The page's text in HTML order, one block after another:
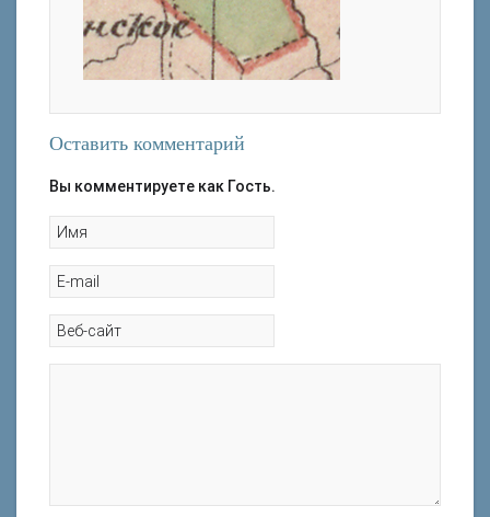
Оставить комментарий
Вы комментируете как Гость.